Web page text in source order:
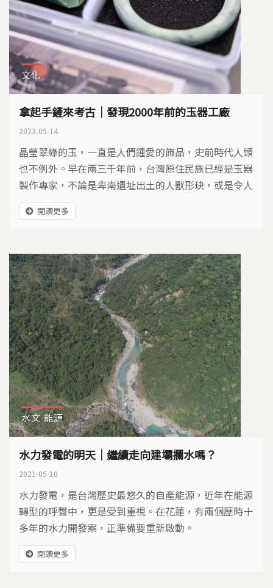
文化
拿起手鏟來考古｜發現2000年前的玉器工廠
2023-05-14
晶瑩翠綠的玉，一直是人們鍾愛的飾品，史前時代人類
也不例外。早在兩三千年前，台灣原住民族已經是玉器
製作專家，不論是卑南遺址出土的人獸形玦，或是令人
驚嘆、現代機械也難以製作的薄壁管玉，原住民族祖先
經由交換往來，讓各種玉器分布到全台灣甚至東南亞，
閱讀更多
水文 能源
水力發電的明天｜繼續走向建壩攔水嗎？
2021-05-10
水力發電，是台灣歷史最悠久的自產能源，近年在能源
轉型的呼聲中，更是受到重視。在花蓮，有兩個歷時十
多年的水力開發案，正準備要重新啟動。
閱讀更多